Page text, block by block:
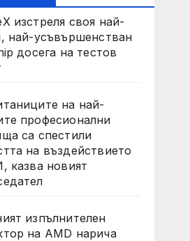
изстреля своя най-
най-усъвършенстван
досега на тестов
на най-
професионални
са спестили
на въздействието
казва новият
изпълнителен
на AMD нарича